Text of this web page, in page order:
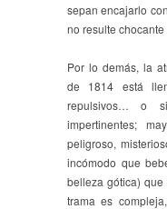
sepan encajarlo
no resulte
Por lo demás, la
de 1814 está
repulsivos… o
impertinentes;
peligroso,
incómodo que
belleza gótica)
trama es